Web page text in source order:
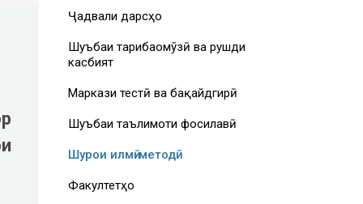
Ҷадвали дарсҳо
Шуъбаи таҷрибаомӯзӣ ва рушди
касбият
Маркази тестӣ ва бақайдгирӣ
Шуъбаи таълимоти фосилавӣ
Шурои илмӣ-методӣ
Факултетҳо